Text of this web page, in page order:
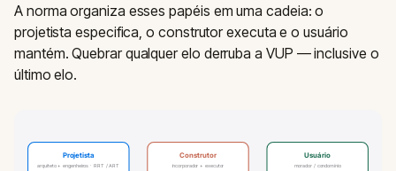
A norma organiza esses papéis em uma cadeia: o
projetista especifica, o construtor executa e o usuário
mantém. Quebrar qualquer elo derruba a VUP — inclusive o
último elo.
Projetista
arquiteto + engenheiros · RRT / ART
Construtor
incorporador + executor
Usuário
morador / condomínio